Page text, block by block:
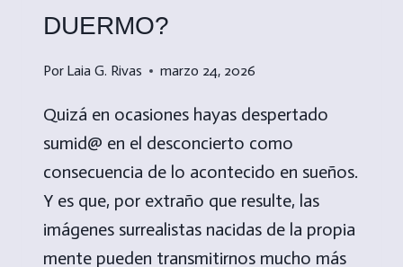
DUERMO?
Por Laia G. Rivas marzo 24, 2026
Quizá en ocasiones hayas despertado
sumid@ en el desconcierto como
consecuencia de lo acontecido en sueños.
Y es que, por extraño que resulte, las
imágenes surrealistas nacidas de la propia
mente pueden transmitirnos mucho más